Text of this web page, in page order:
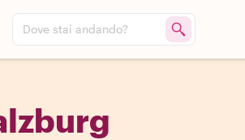
Dove stai andando?